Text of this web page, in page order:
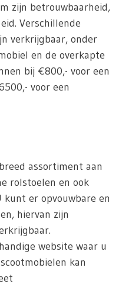
zijn betrouwbaarheid,
Verschillende
verkrijgbaar, onder
en de overkapte
bij €800,- voor een
voor een
assortiment aan
rolstoelen en ook
kunt er opvouwbare en
hiervan zijn
website waar u
kan